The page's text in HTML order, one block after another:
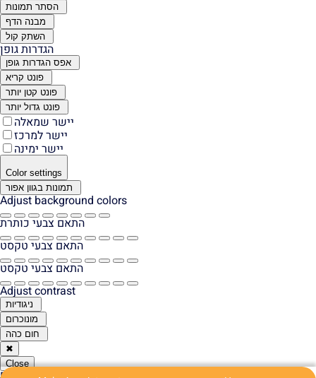
הסתר תמונות
מבנה הדף
השתק קול
הגדרות גופן
אפס הגדרות גופן
פונט קריא
פונט קטן יותר
פונט גדול יותר
יישר שמאלה
יישר למרכז
יישר ימינה
Color settings
תמונות בגוון אפור
Adjust background colors
התאם צבעי כותרת
התאם צבעי טקסט
התאם צבעי טקסט
Adjust contrast
ניגודיות
מונוכרום
חום כהה
✖
Close